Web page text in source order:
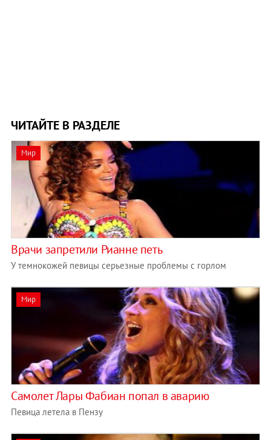
ЧИТАЙТЕ В РАЗДЕЛЕ
Мир
Врачи запретили Рианне петь
У темнокожей певицы серьезные проблемы с горлом
Мир
Самолет Лары Фабиан попал в аварию
Певица летела в Пензу